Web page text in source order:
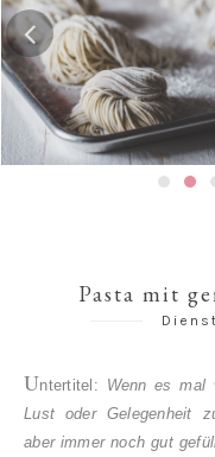
Risotto-Wirsing-
Pasta mit
Untertitel: Wenn es mal
Lust oder Gelegenheit
aber immer noch gut